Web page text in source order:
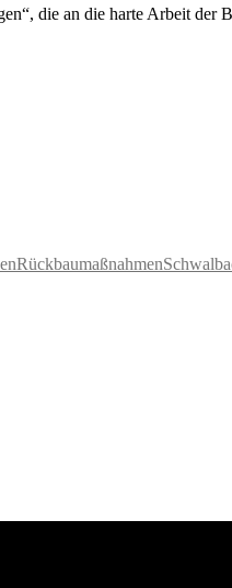
die an die harte Arbeit der
Rückbaumaßnahmen